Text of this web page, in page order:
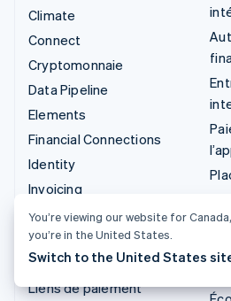
Climate
Connect
Cryptomonnaie
Data Pipeline
Elements
Financial Connections
Identity
Invoicing
Issuing
Link
Managed Payments
Liens de paiement
You’re viewing our website for
you’re in the United States.
Switch to the United States